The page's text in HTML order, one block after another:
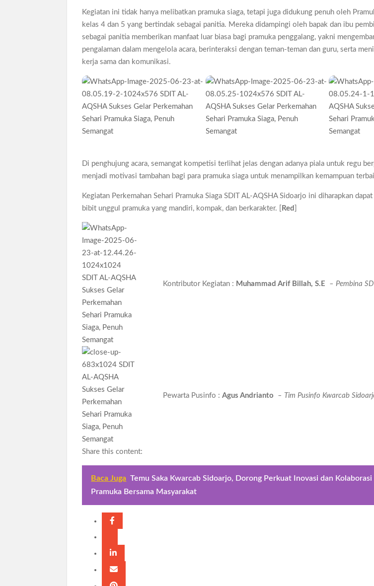
Kegiatan ini tidak hanya melibatkan pramuka siaga, tetapi juga didukung penuh oleh
kelas 4 dan 5 yang bertindak sebagai panitia. Mereka didampingi oleh bapak dan ibu
sebagai panitia memberikan manfaat luar biasa bagi pramuka penggalang, yakni
pengalaman dalam mengelola acara, berinteraksi dengan teman-teman dan guru, serta
kerja sama dan komunikasi.
Di penghujung acara, semangat kompetisi terlihat jelas dengan adanya piala untuk regu
menjadi motivasi tambahan bagi para pramuka siaga untuk menampilkan kemampuan
Kegiatan Perkemahan Sehari Pramuka Siaga SDIT AL-AQSHA Sidoarjo ini diharapkan
bibit unggul pramuka yang mandiri, kompak, dan berkarakter. [
Red
Kontributor Kegiatan : Muhammad Arif Billah, S.E – Pembina
Pewarta Pusinfo : Agus Andrianto – Tim Pusinfo Kwarcab
Share this content:
Baca Juga Temu Saka Kwarcab Sidoarjo, Dorong Perkuat Inovasi dan Kolaborasi
Pramuka Bersama Masyarakat